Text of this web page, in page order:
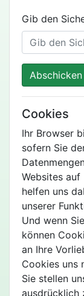
Gib den
Abschicken
Cookies
Ihr Browser
sofern Sie
Websites
helfen uns
unserer
Und wenn
können
an Ihre
Cookies uns
Sie stellen
ausdrücklich